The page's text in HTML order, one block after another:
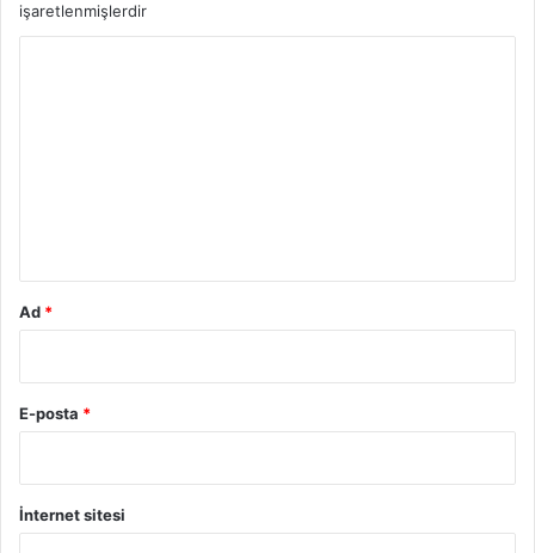
işaretlenmişlerdir
Ad *
E-posta *
İnternet sitesi